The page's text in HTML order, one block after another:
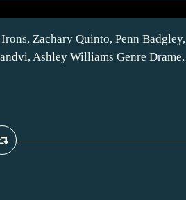
Zachary Quinto, Penn Badgley,
Ashley Williams Genre Drame,